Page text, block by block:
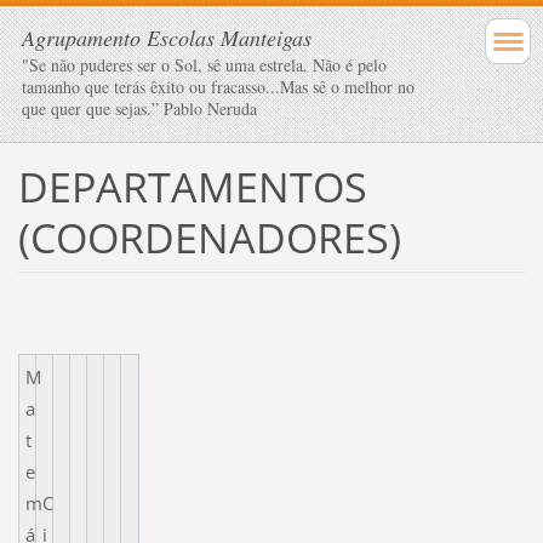
Agrupamento Escolas Manteigas
"Se não puderes ser o Sol, sê uma estrela. Não é pelo
tamanho que terás êxito ou fracasso...Mas sê o melhor no
que quer que sejas.” Pablo Neruda
DEPARTAMENTOS
(COORDENADORES)
M
a
t
e
m
á
C
i